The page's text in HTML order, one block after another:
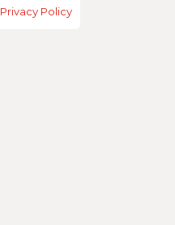
Privacy Policy